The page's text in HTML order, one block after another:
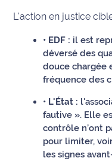
rouge
Maritima
L'anecdote
de Jeff
L'action en justice
• EDF : il est
déversé des
douce chargée
fréquence des
• L'État :
fautive ». Elle
contrôle n’ont
pour limiter,
les signes